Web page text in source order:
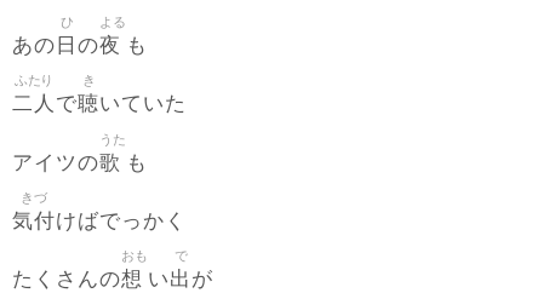
あの 日
ひ
の夜
よる
も
二人
ふたり
で聴
き
いていた
アイツの歌
うた
も
気付
きづ
けばでっかく
たくさんの想
おも
い出
で
が